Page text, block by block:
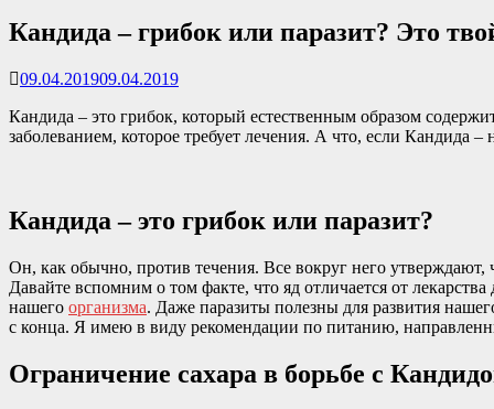
Кандида – грибок или паразит? Это
09.04.201909.04.2019
Кандида – это грибок, который естественным образом
заболеванием, которое требует лечения. А что, если Кандида
Кандида – это грибок или паразит?
Он, как обычно, против течения. Все вокруг него
Давайте вспомним о том факте, что яд отличается от
нашего организма. Даже паразиты полезны для развития
с конца. Я имею в виду рекомендации по питанию,
Ограничение сахара в борьбе с